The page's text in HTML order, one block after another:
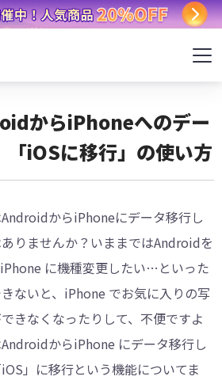
からiPhoneへのデー
「iOSに移行」の使い方
からiPhoneにデータ移行し
りませんか？いままではAndroidを
に機種変更したい…といった
ないと、iPhone でお気に入りの写
きなくなったりして、不便ですよ
からiPhone にデータ移行し
」に移行という機能についてま